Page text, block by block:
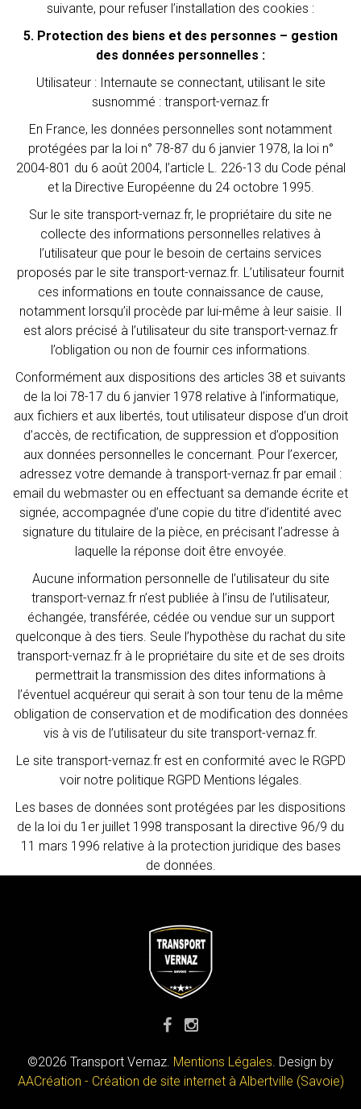
suivante, pour refuser l’installation des cookies :
5. Protection des biens et des personnes – gestion
des données personnelles :
Utilisateur : Internaute se connectant, utilisant le site
susnommé : transport-vernaz.fr
En France, les données personnelles sont notamment
protégées par la loi n° 78-87 du 6 janvier 1978, la loi n°
2004-801 du 6 août 2004, l’article L. 226-13 du Code pénal
et la Directive Européenne du 24 octobre 1995.
Sur le site transport-vernaz.fr, le propriétaire du site ne
collecte des informations personnelles relatives à
l’utilisateur que pour le besoin de certains services
proposés par le site transport-vernaz.fr. L’utilisateur fournit
ces informations en toute connaissance de cause,
notamment lorsqu’il procède par lui-même à leur saisie. Il
est alors précisé à l’utilisateur du site transport-vernaz.fr
l’obligation ou non de fournir ces informations.
Conformément aux dispositions des articles 38 et suivants
de la loi 78-17 du 6 janvier 1978 relative à l’informatique,
aux fichiers et aux libertés, tout utilisateur dispose d’un droit
d’accès, de rectification, de suppression et d’opposition
aux données personnelles le concernant. Pour l’exercer,
adressez votre demande à transport-vernaz.fr par email :
email du webmaster ou en effectuant sa demande écrite et
signée, accompagnée d’une copie du titre d’identité avec
signature du titulaire de la pièce, en précisant l’adresse à
laquelle la réponse doit être envoyée.
Aucune information personnelle de l’utilisateur du site
transport-vernaz.fr n’est publiée à l’insu de l’utilisateur,
échangée, transférée, cédée ou vendue sur un support
quelconque à des tiers. Seule l’hypothèse du rachat du site
transport-vernaz.fr à le propriétaire du site et de ses droits
permettrait la transmission des dites informations à
l’éventuel acquéreur qui serait à son tour tenu de la même
obligation de conservation et de modification des données
vis à vis de l’utilisateur du site transport-vernaz.fr.
Le site transport-vernaz.fr est en conformité avec le RGPD
voir notre politique RGPD Mentions légales.
Les bases de données sont protégées par les dispositions
de la loi du 1er juillet 1998 transposant la directive 96/9 du
11 mars 1996 relative à la protection juridique des bases
de données.
©2026 Transport Vernaz. Mentions Légales. Design by
AACréation - Création de site internet à Albertville (Savoie)